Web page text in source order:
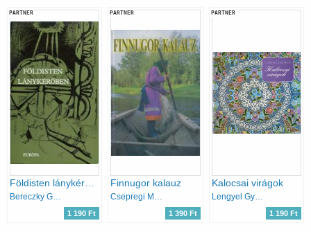
PARTNER
Bereczky Gábor (szerk)
1 190 Ft
PARTNER
Finnugor kalauz
Csepregi Márta
1 390 Ft
PARTNER
Kalocsai virágok
Lengyel Györgyi
1 190 Ft